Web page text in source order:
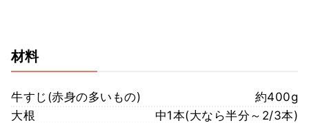
材料
牛すじ(赤身の多いもの)
約400g
大根
中1本(大なら半分～2/3本)